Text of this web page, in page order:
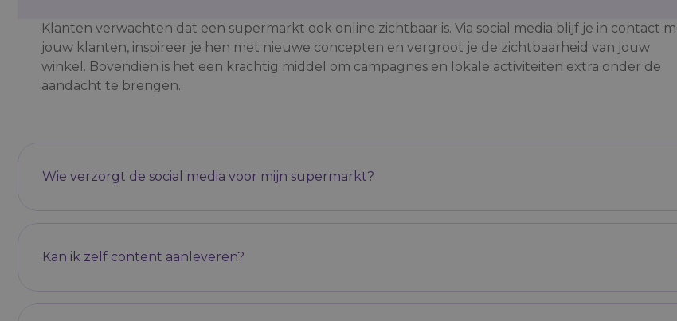
Klanten verwachten dat een supermarkt ook online zichtbaar is. Via social media blijf je in contact
jouw klanten, inspireer je hen met nieuwe concepten en vergroot je de zichtbaarheid van jouw
winkel. Bovendien is het een krachtig middel om campagnes en lokale activiteiten extra onder de
aandacht te brengen.
Wie verzorgt de social media voor mijn supermarkt?
Kan ik zelf content aanleveren?